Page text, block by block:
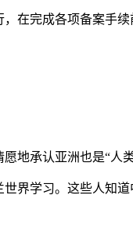
在完成各项备案手
地承认亚洲也是“人类
界学习。这些人知